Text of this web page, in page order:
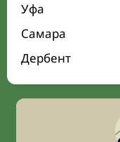
Уфа
Самара
Дербент